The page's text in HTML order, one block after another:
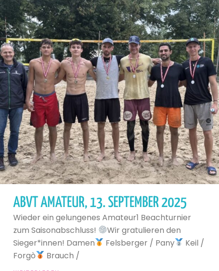
ABVT AMATEUR, 13. SEPTEMBER 2025
Wieder ein gelungenes Amateur1 Beachturnier
zum Saisonabschluss!
Wir gratulieren den
Sieger*innen! Damen
Felsberger / Pany
Keil /
Forgò
Brauch /